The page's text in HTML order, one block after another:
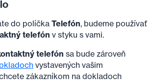
do políčka Telefón, budeme používať
telefón v styku s vami.
telefón sa bude zároveň
vystavených vašim
zákazníkom na dokladoch